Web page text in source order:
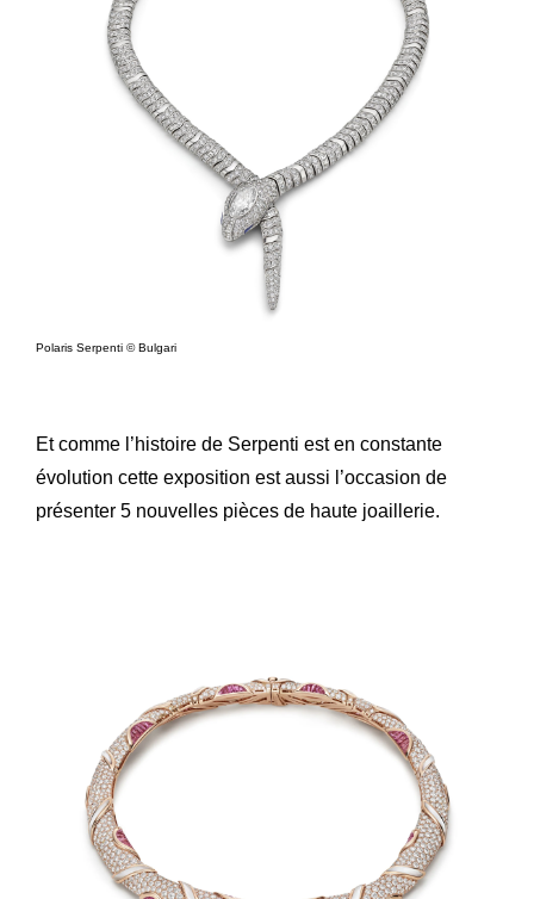
Polaris Serpenti © Bulgari
Et comme l’histoire de Serpenti est en constante
évolution cette exposition est aussi l’occasion de
présenter 5 nouvelles pièces de haute joaillerie.